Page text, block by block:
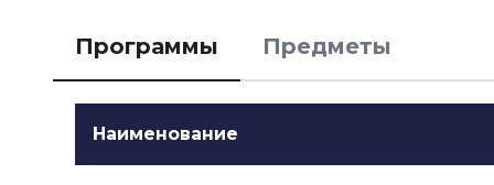
Квалификации или опыт: Приветствуется
или общественной работе.
после завершения собеседования и
Программы Предметы
Наименование